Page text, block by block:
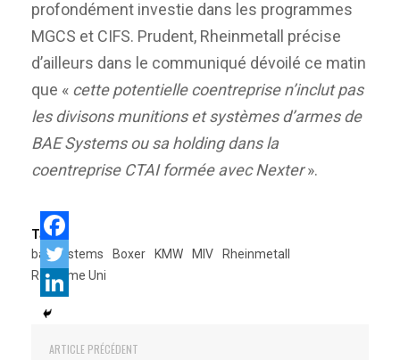
profondément investie dans les programmes
MGCS et CIFS. Prudent, Rheinmetall précise
d’ailleurs dans le communiqué dévoilé ce matin
que « cette potentielle coentreprise n’inclut pas
les divisons munitions et systèmes d’armes de
BAE Systems ou sa holding dans la
coentreprise CTAI formée avec Nexter».
Tags:
bae systems
Boxer KMW MIV
Rheinmetall
Royaume Uni
ARTICLE PRÉCÉDENT